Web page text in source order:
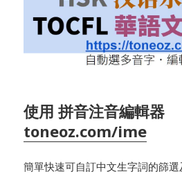
使用 拼音注音編輯器
toneoz.com/ime
簡單快速可自訂中文生字詞的篩